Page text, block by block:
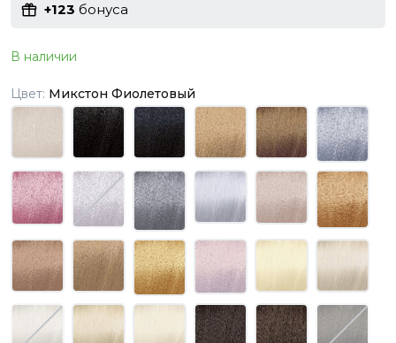
+123 бонуса
В наличии
Цвет: Микстон Фиолетовый